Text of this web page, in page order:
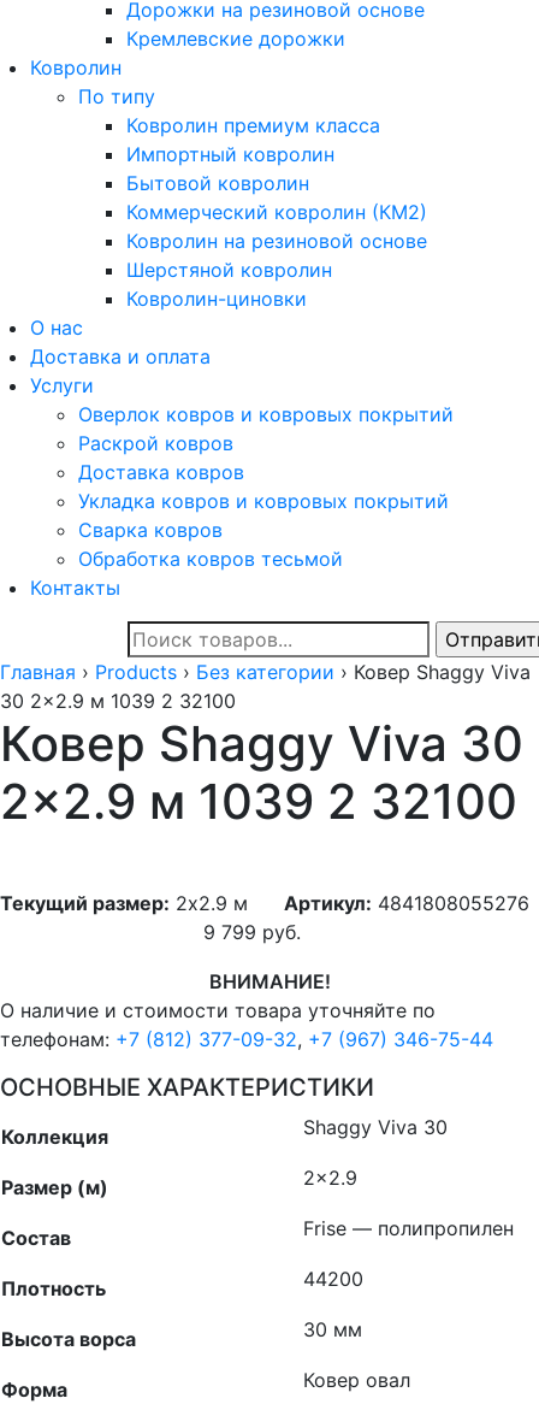
Дорожки на резиновой основе
Кремлевские дорожки
Ковролин
По типу
Ковролин премиум класса
Импортный ковролин
Бытовой ковролин
Коммерческий ковролин (КМ2)
Ковролин на резиновой основе
Шерстяной ковролин
Ковролин-циновки
О нас
Доставка и оплата
Услуги
Оверлок ковров и ковровых покрытий
Раскрой ковров
Доставка ковров
Укладка ковров и ковровых покрытий
Сварка ковров
Обработка ковров тесьмой
Контакты
Главная › Products › Без категории › Ковер Shaggy Viva
30 2x2.9 м 1039 2 32100
Ковер Shaggy Viva 30
2×2.9 м 1039 2 32100
Текущий размер: 2x2.9 м Артикул: 4841808055276
9 799 руб.
ВНИМАНИЕ!
О наличие и стоимости товара уточняйте по
телефонам: +7 (812) 377-09-32, +7 (967) 346-75-44
ОСНОВНЫЕ ХАРАКТЕРИСТИКИ
Коллекция Shaggy Viva 30
Размер (м) 2×2.9
Состав Frise — полипропилен
Плотность 44200
Высота ворса 30 мм
Форма Ковер овал